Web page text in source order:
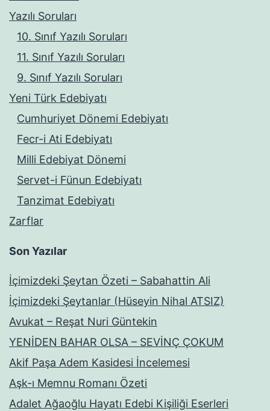
Yazılı Soruları
10. Sınıf Yazılı Soruları
11. Sınıf Yazılı Soruları
9. Sınıf Yazılı Soruları
Yeni Türk Edebiyatı
Cumhuriyet Dönemi Edebiyatı
Fecr-i Ati Edebiyatı
Milli Edebiyat Dönemi
Servet-i Fünun Edebiyatı
Tanzimat Edebiyatı
Zarflar
Son Yazılar
İçimizdeki Şeytan Özeti – Sabahattin Ali
İçimizdeki Şeytanlar (Hüseyin Nihal ATSIZ)
Avukat – Reşat Nuri Güntekin
YENİDEN BAHAR OLSA – SEVİNÇ ÇOKUM
Akif Paşa Adem Kasidesi İncelemesi
Aşk-ı Memnu Romanı Özeti
Adalet Ağaoğlu Hayatı Edebi Kişiliği Eserleri